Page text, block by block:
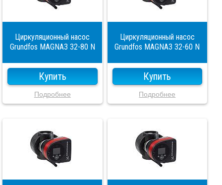
Циркуляционный насос
Grundfos MAGNA3 32-80 N
Купить
Подробнее
Циркуляционный насос
Grundfos MAGNA3 32-60 N
Купить
Подробнее